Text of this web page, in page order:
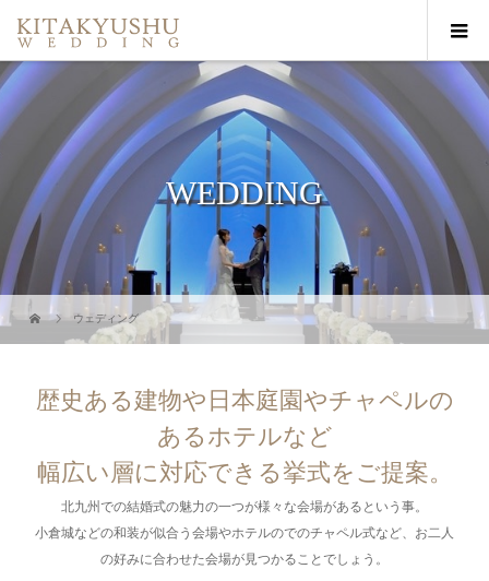
WEDDING
ウェディング
歴史ある建物や日本庭園やチャペルの
あるホテルなど
幅広い層に対応できる挙式をご提案。
北九州での結婚式の魅力の一つが様々な会場があるという事。
小倉城などの和装が似合う会場やホテルのでのチャペル式など、お二人
の好みに合わせた会場が見つかることでしょう。